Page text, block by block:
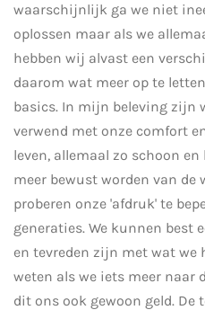
waarschijnlijk ga we niet
oplossen maar als we
hebben wij alvast een
daarom wat meer op te
basics. In mijn beleving zijn
verwend met onze comfort
leven, allemaal zo schoon
meer bewust worden van de
proberen onze 'afdruk' te
generaties. We kunnen best
en tevreden zijn met wat we
weten als we iets meer naar
dit ons ook gewoon geld.